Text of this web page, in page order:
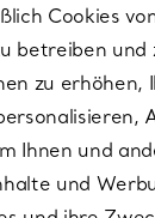
Cookies
betreiben und
zu erhöhen,
Ihnen und
und